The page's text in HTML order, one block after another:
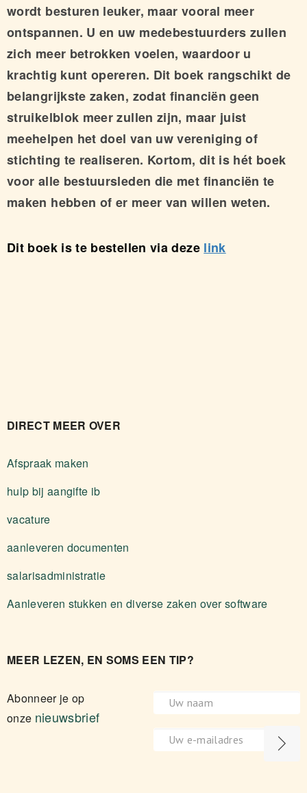
wordt besturen leuker, maar vooral meer
ontspannen. U en uw medebestuurders zullen
zich meer betrokken voelen, waardoor u
krachtig kunt opereren. Dit boek rangschikt de
belangrijkste zaken, zodat financiën geen
struikelblok meer zullen zijn, maar juist
meehelpen het doel van uw vereniging of
stichting te realiseren. Kortom, dit is hét boek
voor alle bestuursleden die met financiën te
maken hebben of er meer van willen weten.
Dit boek is te bestellen via deze link
DIRECT MEER OVER
Afspraak maken
hulp bij aangifte ib
vacature
aanleveren documenten
salarisadministratie
Aanleveren stukken en diverse zaken over software
MEER LEZEN, EN SOMS EEN TIP?
Abonneer je op
onze nieuwsbrief